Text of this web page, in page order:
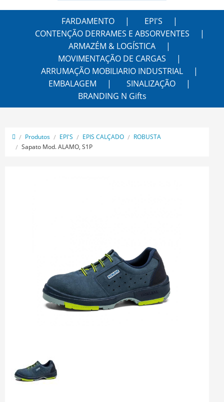
FARDAMENTO
EPI'S
CONTENÇÃO DERRAMES E ABSORVENTES
ARMAZÉM & LOGÍSTICA
MOVIMENTAÇÃO DE CARGAS
ARRUMAÇÃO MOBILIARIO INDUSTRIAL
EMBALAGEM
SINALIZAÇÃO
BRANDING N Gifts
Produtos EPI'S EPIS CALÇADO
ROBUSTA
Sapato Mod. ALAMO, S1P